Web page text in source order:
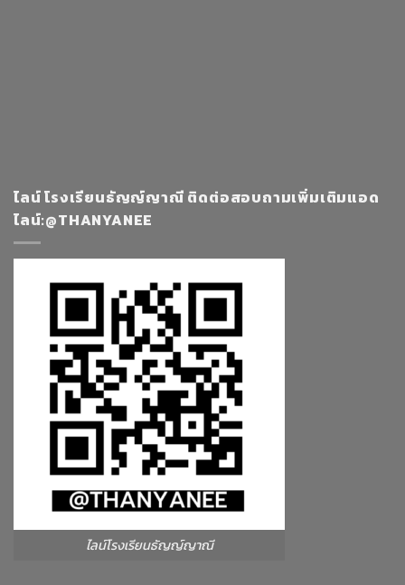
ไลน์ โรงเรียนธัญญ์ญาณี ติดต่อสอบถามเพิ่มเติมแอด
ไลน์:@THANYANEE
ไลน์โรงเรียนธัญญ์ญาณี